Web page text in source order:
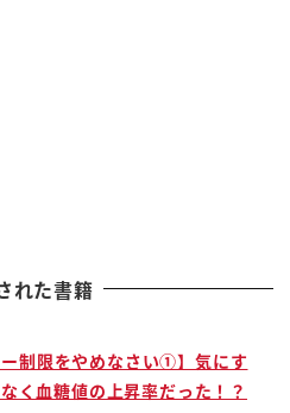
れないと思い
持ってるから
れた書籍
ー制限をやめなさい①】気にす
く血糖値の上昇率だった！？